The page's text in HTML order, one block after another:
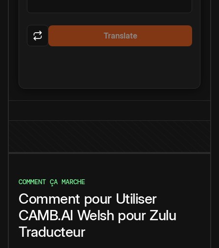
Translate
COMMENT ÇA MARCHE
Comment pour Utiliser
CAMB.AI Welsh pour Zulu
Traducteur